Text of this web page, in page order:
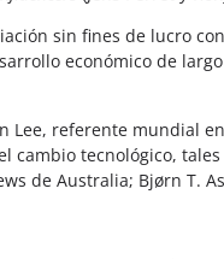
sin fines de lucro
económico de
Lee, referente
tecnológico,
de Australia; Bjørn T.